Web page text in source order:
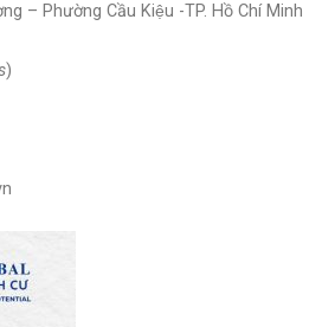
– Phường Cầu Kiệu -TP. Hồ Chí Minh
)